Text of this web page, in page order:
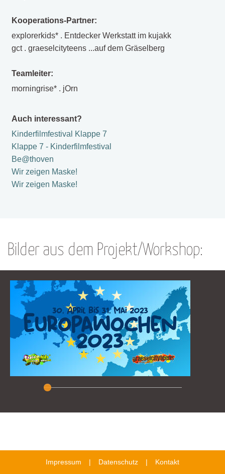
Kooperations-Partner:
explorerkids* . Entdecker Werkstatt im kujakk
gct . graeselcityteens ...auf dem Gräselberg
Teamleiter:
morningrise* . jOrn
Auch interessant?
Kinderfilmfestival Klappe 7
Klappe 7 - Kinderfilmfestival
Be@thoven
Wir zeigen Maske!
Wir zeigen Maske!
Bilder aus dem Projekt/Workshop:
Impressum Datenschutz Kontakt